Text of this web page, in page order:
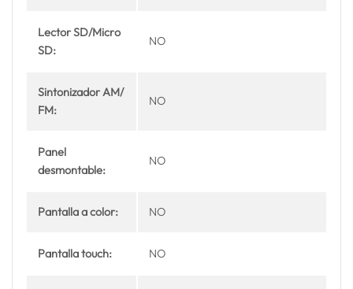
Lector SD/Micro
SD:
NO
Sintonizador AM/
FM:
NO
Panel
desmontable:
NO
Pantalla a color: NO
Pantalla touch: NO